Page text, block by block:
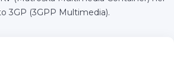
3GP (3GPP Multimedia).